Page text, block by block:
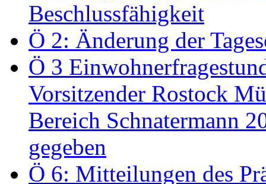
Beschlussfähigkeit
Ö 2: Änderung der
Ö 3
Vorsitzender Rostock
Bereich Schnatermann
gegeben
Ö 6: Mitteilungen des